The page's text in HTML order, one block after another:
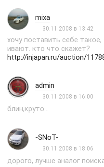
mixa
30.11.2008 в 13:42
хочу поставить себе
ивают. кто что скажет?
http://injapan.ru/auction/
admin
30.11.2008 в 16:00
блин,круто...
-SNoT-
30.11.2008 в 18:06
дорого, лучше аналог